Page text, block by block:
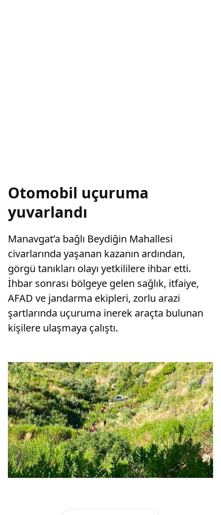
Otomobil uçuruma
yuvarlandı
Manavgat’a bağlı Beydiğin Mahallesi
civarlarında yaşanan kazanın ardından,
görgü tanıkları olayı yetkililere ihbar etti.
İhbar sonrası bölgeye gelen sağlık, itfaiye,
AFAD ve jandarma ekipleri, zorlu arazi
şartlarında uçuruma inerek araçta bulunan
kişilere ulaşmaya çalıştı.